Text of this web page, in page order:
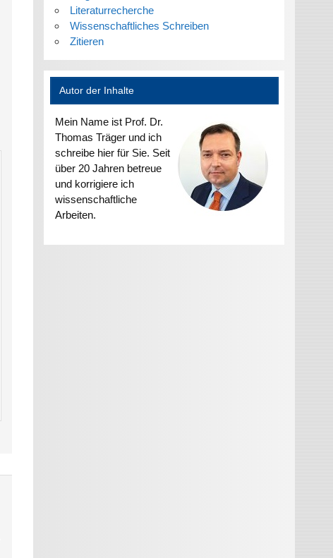
Literaturrecherche
Wissenschaftliches Schreiben
Zitieren
Autor der Inhalte
Mein Name ist Prof. Dr.
Thomas Träger und ich
schreibe hier für Sie. Seit
über 20 Jahren betreue
und korrigiere ich
wissenschaftliche
Arbeiten.